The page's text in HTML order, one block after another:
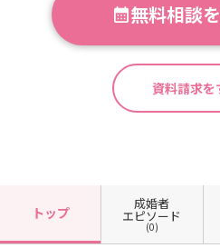
無料相談
資料請求を
トップ
成婚者
エピソード
(0)